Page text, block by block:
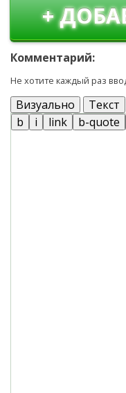
+
Комментарий:
Не хотите каждый раз
Визуально Текст